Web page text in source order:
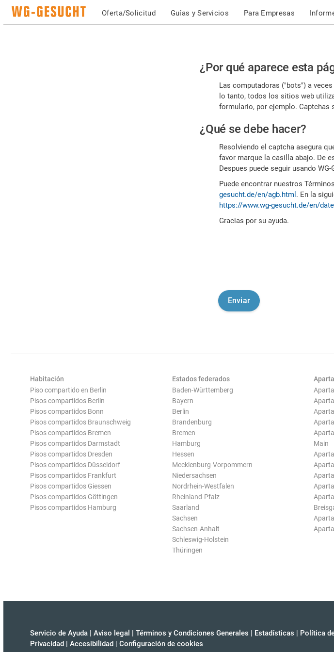
Oferta/Solicitud Guías y Servicios Para Empresas
Por
favor,
confirme
es
humano
¿Por qué aparece esta
Las computadoras ("bots") a
lo tanto, todos los sitios web
formulario, por ejemplo. Captchas
¿Qué se debe hacer?
Resolviendo el captcha asegura
favor marque la casilla abajo. De
Despues puede seguir usando
Puede encontrar nuestros
gesucht.de/en/agb.html . En la
https://www.wg-gesucht.de/en/
Gracias por su ayuda.
Habitación
Piso compartido en Berlin
Pisos compartidos Berlin
Pisos compartidos Bonn
Pisos compartidos Braunschweig
Pisos compartidos Bremen
Pisos compartidos Darmstadt
Pisos compartidos Dresden
Pisos compartidos Düsseldorf
Pisos compartidos Frankfurt
Pisos compartidos Giessen
Pisos compartidos Göttingen
Pisos compartidos Hamburg
Estados federados
Baden-Württemberg
Bayern
Berlin
Brandenburg
Bremen
Hamburg
Hessen
Mecklenburg-Vorpommern
Niedersachsen
Nordrhein-Westfalen
Rheinland-Pfalz
Saarland
Sachsen
Sachsen-Anhalt
Schleswig-Holstein
Thüringen
Main
Servicio de Ayuda | Aviso legal | Términos y Condiciones Generales | Estadísticas | Política
Privacidad | Accesibilidad | Configuración de cookies